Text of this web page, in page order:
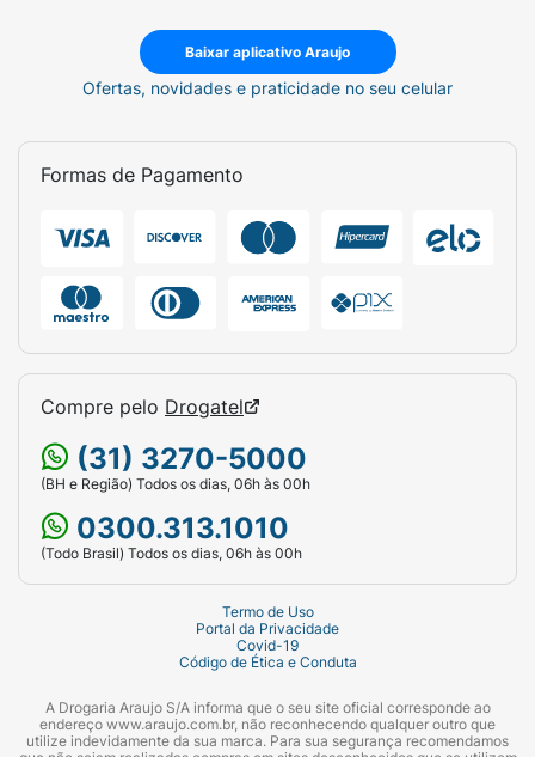
Baixar aplicativo Araujo
Ofertas, novidades e praticidade no seu celular
Formas de Pagamento
Compre pelo Drogatel
(31) 3270-5000
(BH e Região) Todos os dias, 06h às 00h
0300.313.1010
(Todo Brasil) Todos os dias, 06h às 00h
Termo de Uso
Portal da Privacidade
Covid-19
Código de Ética e Conduta
A Drogaria Araujo S/A informa que o seu site oficial corresponde ao
endereço www.araujo.com.br, não reconhecendo qualquer outro que
utilize indevidamente da sua marca. Para sua segurança recomendamos